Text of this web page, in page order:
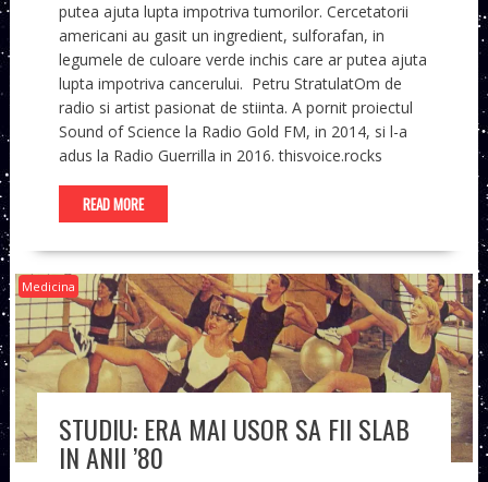
putea ajuta lupta impotriva tumorilor. Cercetatorii
americani au gasit un ingredient, sulforafan, in
legumele de culoare verde inchis care ar putea ajuta
lupta impotriva cancerului. Petru StratulatOm de
radio si artist pasionat de stiinta. A pornit proiectul
Sound of Science la Radio Gold FM, in 2014, si l-a
adus la Radio Guerrilla in 2016. thisvoice.rocks
READ MORE
Medicina
STUDIU: ERA MAI USOR SA FII SLAB
IN ANII ’80